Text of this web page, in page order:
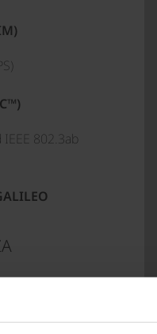
802.3ab
di 3GPP Release